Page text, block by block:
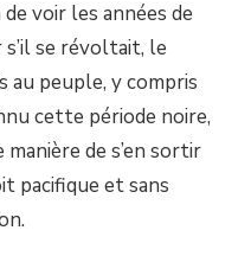
voir les années de
s’il se révoltait, le
au peuple, y compris
cette période noire,
de s’en sortir
pacifique et sans